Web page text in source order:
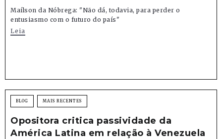
Maílson da Nóbrega: "Não dá, todavia, para perder o
entusiasmo com o futuro do país"
Leia
BLOG MAIS RECENTES
Opositora critica passividade da
América Latina em relação à Venezuela